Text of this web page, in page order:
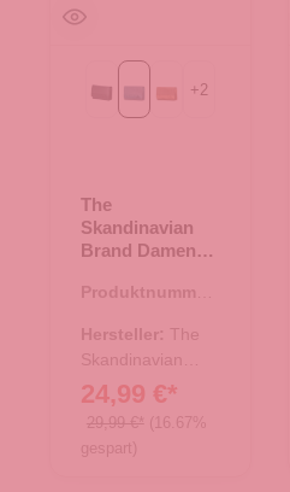
BlackBlueCognac
+2
The
Skandinavian
Brand Damen
Geldbörse Quer
Produktnummer:
Hersteller: The
Skandinavian
Brand
24,99 €*
29,99 €* (16.67%
gespart)